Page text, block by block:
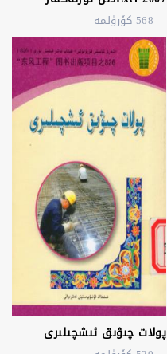
568 كۆرۈلمە
پولات چىۋىق ئىشچىلىرى